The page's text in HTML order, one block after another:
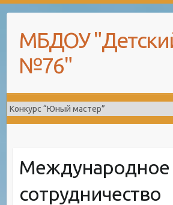
contentМБДОУ
№76"
Международное
сотрудничество